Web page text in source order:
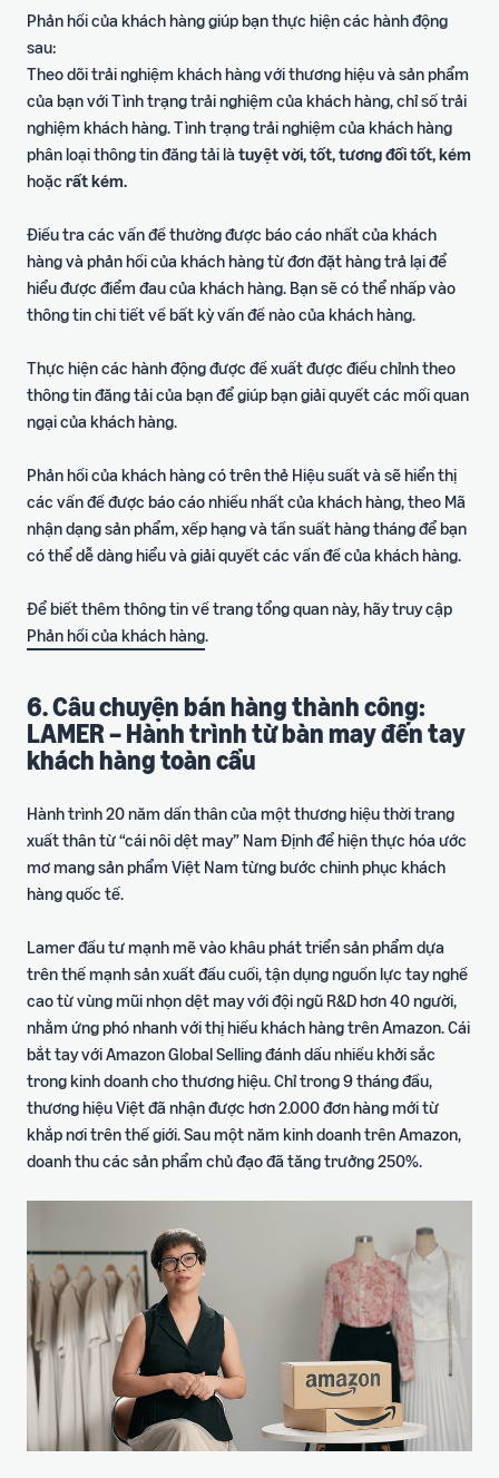
Phản hồi của khách hàng giúp bạn thực hiện các hành động
sau:
Theo dõi trải nghiệm khách hàng với thương hiệu và sản phẩm
của bạn với Tình trạng trải nghiệm của khách hàng, chỉ số trải
nghiệm khách hàng. Tình trạng trải nghiệm của khách hàng
phân loại thông tin đăng tải là tuyệt vời, tốt, tương đối tốt, kém
hoặc rất kém.
Điều tra các vấn đề thường được báo cáo nhất của khách
hàng và phản hồi của khách hàng từ đơn đặt hàng trả lại để
hiểu được điểm đau của khách hàng. Bạn sẽ có thể nhấp vào
thông tin chi tiết về bất kỳ vấn đề nào của khách hàng.
Thực hiện các hành động được đề xuất được điều chỉnh theo
thông tin đăng tải của bạn để giúp bạn giải quyết các mối quan
ngại của khách hàng.
Phản hồi của khách hàng có trên thẻ Hiệu suất và sẽ hiển thị
các vấn đề được báo cáo nhiều nhất của khách hàng, theo Mã
nhận dạng sản phẩm, xếp hạng và tần suất hàng tháng để bạn
có thể dễ dàng hiểu và giải quyết các vấn đề của khách hàng.
Để biết thêm thông tin về trang tổng quan này, hãy truy cập
Phản hồi của khách hàng.
6. Câu chuyện bán hàng thành công:
LAMER – Hành trình từ bàn may đến tay
khách hàng toàn cầu
Hành trình 20 năm dấn thân của một thương hiệu thời trang
xuất thân từ “cái nôi dệt may” Nam Định để hiện thực hóa ước
mơ mang sản phẩm Việt Nam từng bước chinh phục khách
hàng quốc tế.
Lamer đầu tư mạnh mẽ vào khâu phát triển sản phẩm dựa
trên thế mạnh sản xuất đầu cuối, tận dụng nguồn lực tay nghề
cao từ vùng mũi nhọn dệt may với đội ngũ R&D hơn 40 người,
nhằm ứng phó nhanh với thị hiếu khách hàng trên Amazon. Cái
bắt tay với Amazon Global Selling đánh dấu nhiều khởi sắc
trong kinh doanh cho thương hiệu. Chỉ trong 9 tháng đầu,
thương hiệu Việt đã nhận được hơn 2.000 đơn hàng mới từ
khắp nơi trên thế giới. Sau một năm kinh doanh trên Amazon,
doanh thu các sản phẩm chủ đạo đã tăng trưởng 250%.